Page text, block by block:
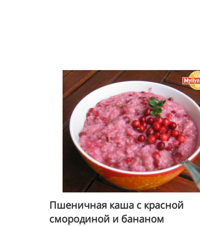
Пшеничная каша с красной
смородиной и бананом